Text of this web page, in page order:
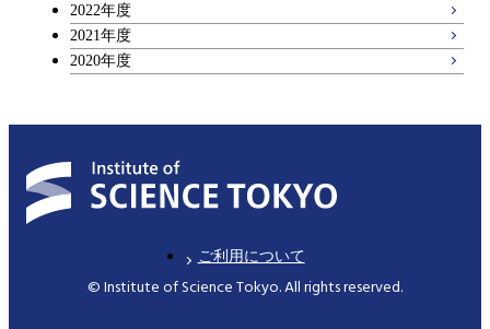
2022年度
2021年度
2020年度
ご利用について
© Institute of Science Tokyo. All rights reserved.